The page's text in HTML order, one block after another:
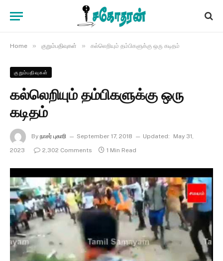
Home » குறும்பதிவுகள் » கல்லெறியும் தம்பிகளுக்கு ஒரு கடிதம்
குறும்பதிவுகள்
கல்லெறியும் தம்பிகளுக்கு ஒரு
கடிதம்
By நாசர் புகாரி September 17, 2018 Updated:
May 31,
2023
2,302 Comments 1 Min Read